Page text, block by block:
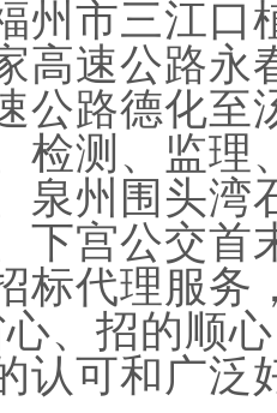
州市三江口
高速公路永
公路德化至
检测、监
泉州围头湾
下宫公交首
标代理服务
、招的顺
认可和广泛